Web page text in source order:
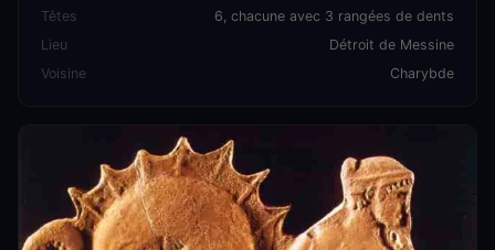
Têtes
6, chacune avec 3 rangées de dents
Lieu
Détroit de Messine
Voisine
Charybde